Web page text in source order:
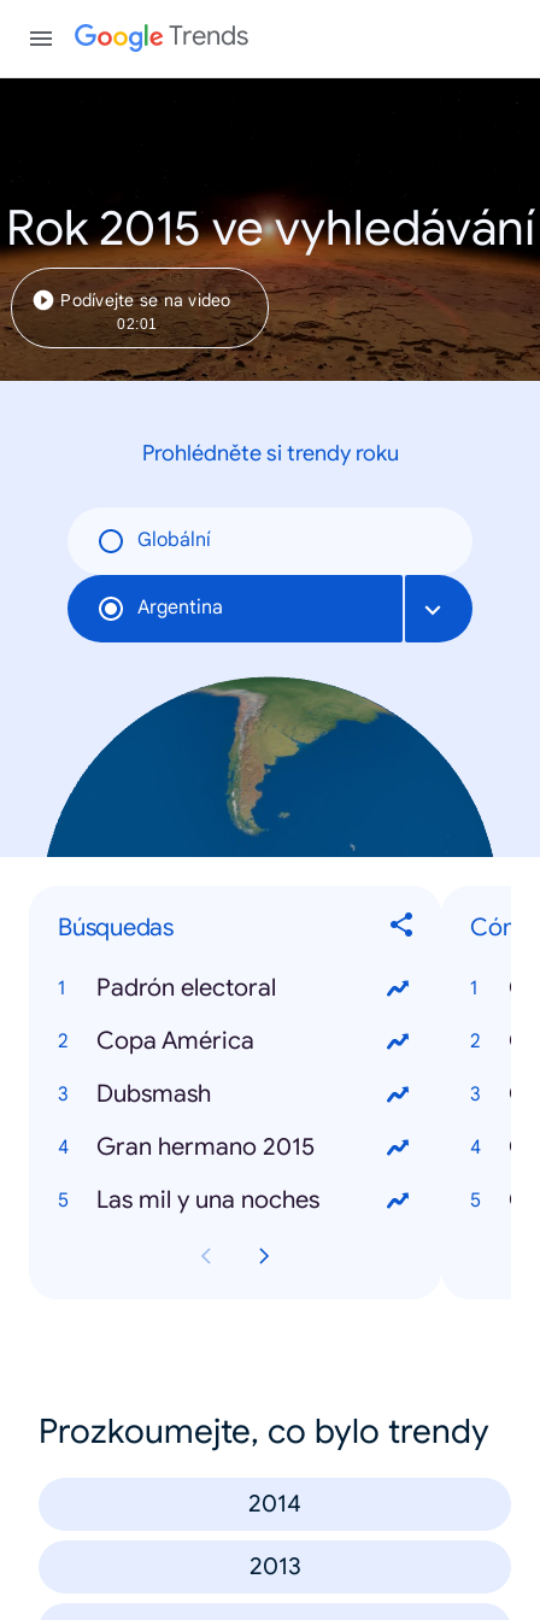
Trends
Rok 2015 ve vyhledávání
Podívejte se na video
02:01
Prohlédněte si trendy roku
Globální
Argentina
Búsquedas
Padrón electoral
Copa América
Dubsmash
Gran hermano 2015
Las mil y una noches
Prozkoumejte, co bylo trendy
2014
2013